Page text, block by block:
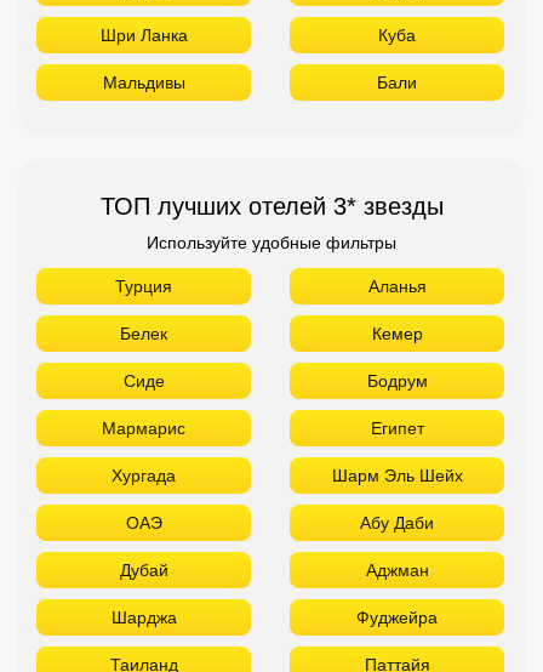
Шри Ланка Куба
Мальдивы Бали
ТОП лучших отелей 3* звезды
Используйте удобные фильтры
Турция Аланья
Белек Кемер
Сиде Бодрум
Мармарис Египет
Хургада Шарм Эль Шейх
ОАЭ Абу Даби
Дубай Аджман
Шарджа Фуджейра
Таиланд Паттайя